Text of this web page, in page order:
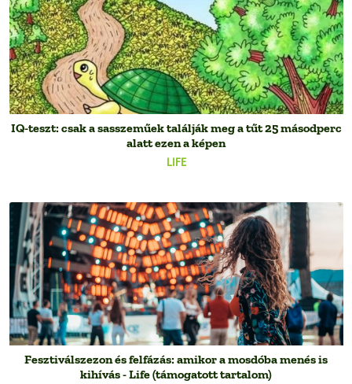
LIFE
IQ-teszt: csak a sasszeműek találják meg a tűt 25 másodperc
alatt ezen a képen
Fesztiválszezon és felfázás: amikor a mosdóba menés is
kihívás - Life (támogatott tartalom)